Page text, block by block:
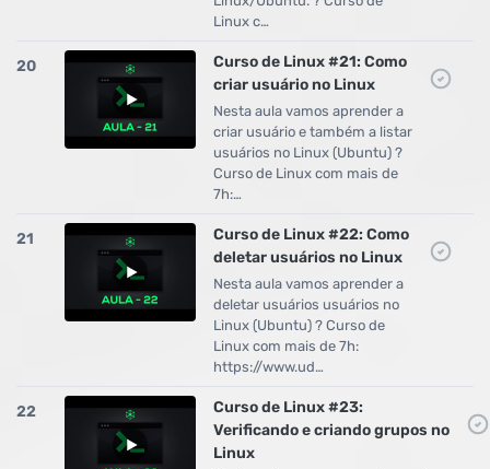
Linux c…
20
Curso de Linux #21: Como
criar usuário no Linux
Nesta aula vamos aprender a
criar usuário e também a listar
usuários no Linux (Ubuntu) ?
Curso de Linux com mais de
7h:…
21
Curso de Linux #22: Como
deletar usuários no Linux
Nesta aula vamos aprender a
deletar usuários usuários no
Linux (Ubuntu) ? Curso de
Linux com mais de 7h:
https://www.ud…
22
Curso de Linux #23:
Verificando e criando grupos no
Linux